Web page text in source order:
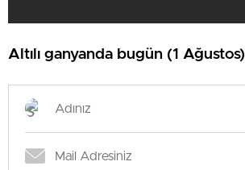
Altılı ganyanda bugün (1 Ağustos)